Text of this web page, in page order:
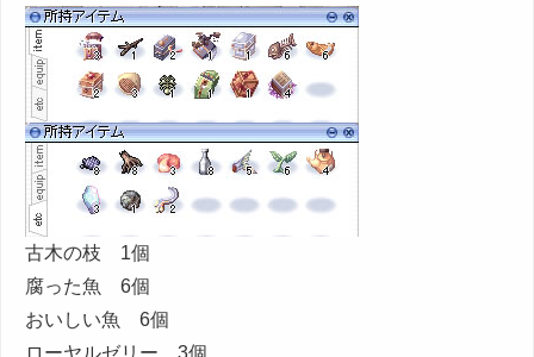
古木の枝 1個
腐った魚 6個
おいしい魚 6個